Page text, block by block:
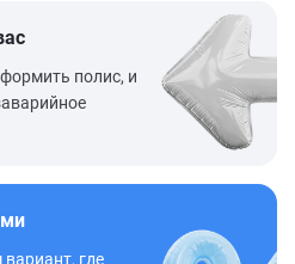
полис, и
где